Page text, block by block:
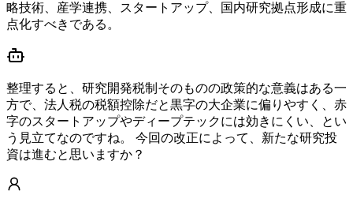
略技術、産学連携、スタートアップ、国内研究拠点形成に重
点化すべきである。
整理すると、研究開発税制そのものの政策的な意義はある一
方で、法人税の税額控除だと黒字の大企業に偏りやすく、赤
字のスタートアップやディープテックには効きにくい、とい
う見立てなのですね。 今回の改正によって、新たな研究投
資は進むと思いますか？